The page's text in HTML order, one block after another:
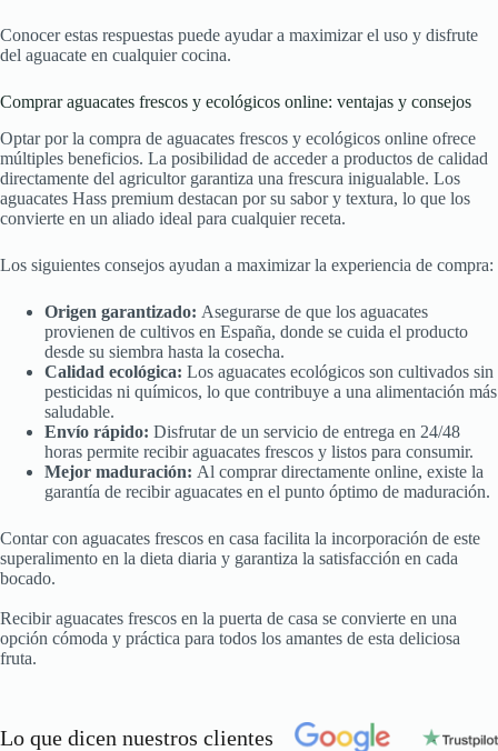
Conocer estas respuestas puede ayudar a maximizar el uso y disfrute
del aguacate en cualquier cocina.
Comprar aguacates frescos y ecológicos online: ventajas y consejos
Optar por la compra de aguacates frescos y ecológicos online ofrece
múltiples beneficios. La posibilidad de acceder a productos de calidad
directamente del agricultor garantiza una frescura inigualable. Los
aguacates Hass premium destacan por su sabor y textura, lo que los
convierte en un aliado ideal para cualquier receta.
Los siguientes consejos ayudan a maximizar la experiencia de compra:
Origen garantizado: Asegurarse de que los aguacates
provienen de cultivos en España, donde se cuida el producto
desde su siembra hasta la cosecha.
Calidad ecológica: Los aguacates ecológicos son cultivados sin
pesticidas ni químicos, lo que contribuye a una alimentación más
saludable.
Envío rápido: Disfrutar de un servicio de entrega en 24/48
horas permite recibir aguacates frescos y listos para consumir.
Mejor maduración: Al comprar directamente online, existe la
garantía de recibir aguacates en el punto óptimo de maduración.
Contar con aguacates frescos en casa facilita la incorporación de este
superalimento en la dieta diaria y garantiza la satisfacción en cada
bocado.
Recibir aguacates frescos en la puerta de casa se convierte en una
opción cómoda y práctica para todos los amantes de esta deliciosa
fruta.
Lo que dicen nuestros clientes